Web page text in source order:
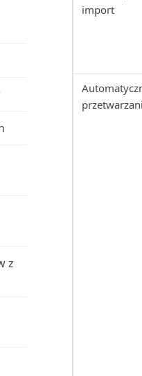
z
pomocą Eksplora...
Porównanie sald:
Poziom obciążenia
Prognoza
Prognozowana
środków trwałych
Projekt wg
Projekt: PWT do
Projekt: Wartości
import